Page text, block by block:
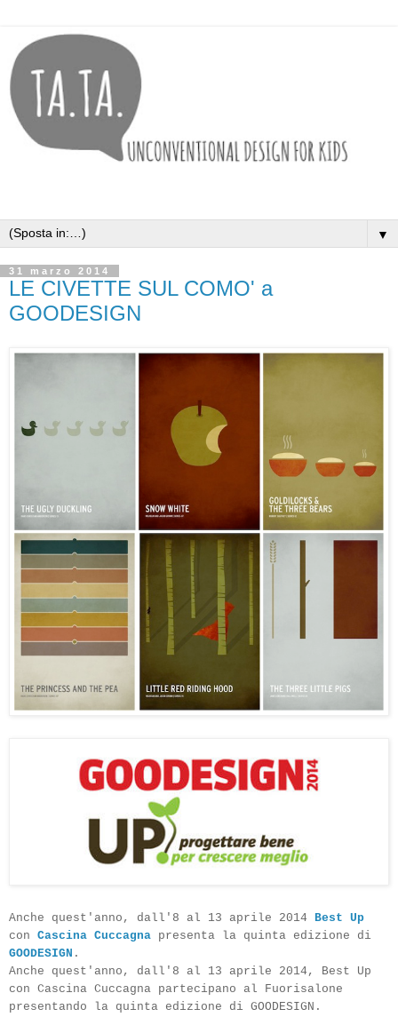
▼
31 marzo 2014
LE CIVETTE SUL COMO' a
GOODESIGN
Anche quest'anno, dall'8 al 13 aprile 2014 Best Up
con Cascina Cuccagna presenta la quinta edizione di
GOODESIGN .
Anche quest'anno, dall'8 al 13 aprile 2014, Best Up
con Cascina Cuccagna partecipano al Fuorisalone
presentando la quinta edizione di GOODESIGN.